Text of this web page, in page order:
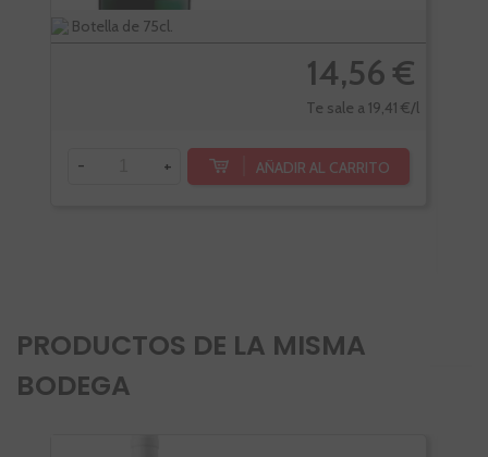
Botella de 75cl.
14,56 €
Te sale a 19,41 €/l
- + AÑADIR AL CARRITO
PRODUCTOS DE LA MISMA
BODEGA